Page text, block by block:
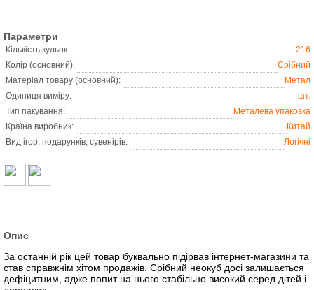
Параметри
Кiлькiсть кульок:
216
Колір (основний):
Срібний
Матеріал товару (основний):
Метал
Одиниця виміру:
шт.
Тип пакування:
Металева упаковка
Країна виробник:
Китай
Вид ігор, подарунків, сувенірів:
Логічні
Опис
За останній рік цей товар буквально підірвав інтернет-магазини та
став справжнім хітом продажів. Срібний неокуб досі залишається
дефіцитним, адже попит на нього стабільно високий серед дітей і